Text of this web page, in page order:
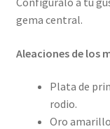
gema central.
Aleaciones de los
Plata de
rodio.
Oro